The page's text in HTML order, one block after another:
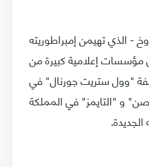
- الذي تهيمن إمبراطوريته
مؤسسات إعلامية كبيرة من
"وول ستريت جورنال" في
و "التايمز" في المملكة